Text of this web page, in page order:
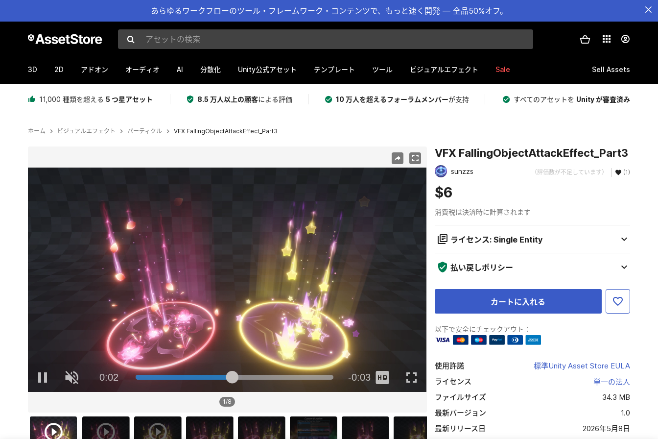
あらゆるワークフローのツール・フレームワーク・コンテンツで、もっと速く開発 — 全品50%オフ。
アセットの検索
3D 2D アドオン オーディオ AI 分散化 Unity公式アセット テンプレート ツール ビジュアルエフェクト Sale Sell Assets
11,000 種類を超える 5 つ星アセット 8.5 万人以上の顧客による評価 10 万人を超えるフォーラムメンバーが支持 すべてのアセットを Unity が審査済み
ホーム ビジュアルエフェクト パーティクル VFX FallingObjectAttackEffect_Part3
1/8
VFX FallingObjectAttackEffect_Part3
sunzzs （評価数が不足しています） (1)
$6
消費税は決済時に計算されます
ライセンス: Single Entity
払い戻しポリシー
カートに入れる
以下で安全にチェックアウト：
使用許諾
標準Unity Asset Store EULA
ライセンス
単一の法人
ファイルサイズ
34.3 MB
最新バージョン
1.0
最新リリース日
2026年5月8日